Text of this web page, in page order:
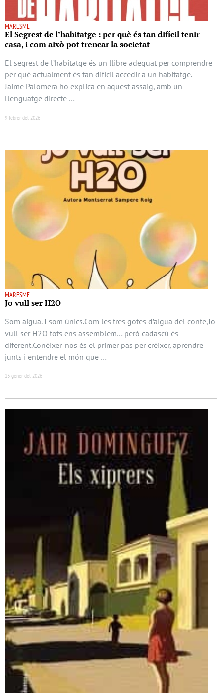
MARESME
El Segrest de l’habitatge : per què és tan difícil tenir
casa, i com això pot trencar la societat
El segrest de l’habitatge és un llibre adequat per comprendre
per què actualment és tan difícil accedir a un habitatge.
Jaime Palomera ho explica en aquest assaig, amb un
llenguatge directe …
9 febrer del 2026
MARESME
Jo vull ser H2O
Som aigua. I som únics.Com les tres gotes d’aigua del conte,Jo
vull ser H2O tots ens assemblem… però cadascú és
diferent.Conèixer-nos és el primer pas per créixer, aprendre
junts i entendre el món que …
13 gener del 2026